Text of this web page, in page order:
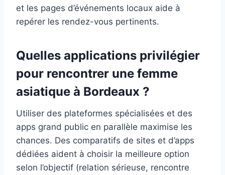
et les pages d’événements locaux aide à
repérer les rendez-vous pertinents.
Quelles applications privilégier
pour rencontrer une femme
asiatique à Bordeaux ?
Utiliser des plateformes spécialisées et des
apps grand public en parallèle maximise les
chances. Des comparatifs de sites et d’apps
dédiées aident à choisir la meilleure option
selon l’objectif (relation sérieuse, rencontre